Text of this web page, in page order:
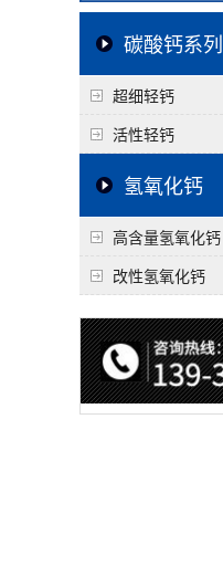
碳酸钙系列
超细轻钙
活性轻钙
氢氧化钙
高含量氢氧化钙
改性氢氧化钙